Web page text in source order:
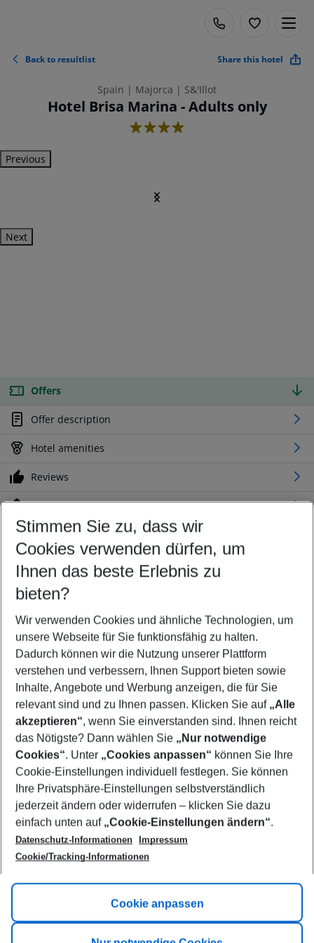
Back to resultlist Share this hotel
Spain | Majorca | S&'Illot
Hotel Brisa Marina - Adults only
4
Previous
Next
Offers
Offer description
Hotel amenities
Reviews
Location
Customize your offer
Find the perfect deal which suits your best
Your departure airport
Any airport
Select your date range
07/08/26–05/08/27 5-8 nights
Who will travel
2 adults No children
Show more filter
Footer
Footer navigation
Title A
Link A
Stimmen Sie zu, dass wir
Cookies verwenden dürfen, um
Ihnen das beste Erlebnis zu
bieten?
Wir verwenden Cookies und ähnliche Technologien, um
unsere Webseite für Sie funktionsfähig zu halten.
Dadurch können wir die Nutzung unserer Plattform
verstehen und verbessern, Ihnen Support bieten sowie
Inhalte, Angebote und Werbung anzeigen, die für Sie
relevant sind und zu Ihnen passen. Klicken Sie auf „Alle
akzeptieren“, wenn Sie einverstanden sind. Ihnen reicht
das Nötigste? Dann wählen Sie „Nur notwendige
Cookies“. Unter „Cookies anpassen“ können Sie Ihre
Cookie-Einstellungen individuell festlegen. Sie können
Ihre Privatsphäre-Einstellungen selbstverständlich
jederzeit ändern oder widerrufen – klicken Sie dazu
einfach unten auf „Cookie-Einstellungen ändern“.
Datenschutz-Informationen
Impressum
Cookie/Tracking-Informationen
Cookie anpassen